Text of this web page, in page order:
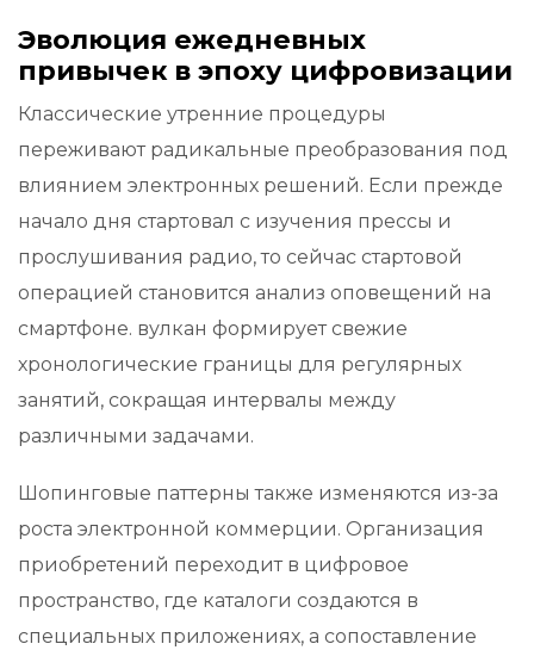
Эволюция ежедневных
привычек в эпоху цифровизации
Классические утренние процедуры
переживают радикальные преобразования под
влиянием электронных решений. Если прежде
начало дня стартовал с изучения прессы и
прослушивания радио, то сейчас стартовой
операцией становится анализ оповещений на
смартфоне. вулкан формирует свежие
хронологические границы для регулярных
занятий, сокращая интервалы между
различными задачами.
Шопинговые паттерны также изменяются из-за
роста электронной коммерции. Организация
приобретений переходит в цифровое
пространство, где каталоги создаются в
специальных приложениях, а сопоставление